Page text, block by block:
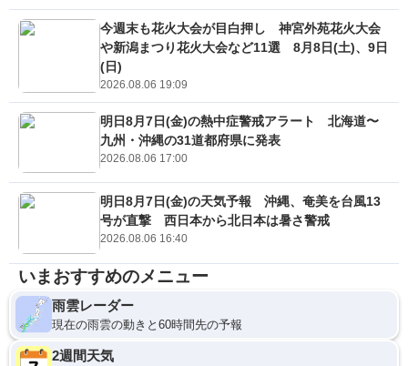
今週末も花火大会が目白押し 神宮外苑花火大会
や新潟まつり花火大会など11選 8月8日(土)、9日
(日)
2026.08.06 19:09
明日8月7日(金)の熱中症警戒アラート 北海道〜
九州・沖縄の31道都府県に発表
2026.08.06 17:00
明日8月7日(金)の天気予報 沖縄、奄美を台風13
号が直撃 西日本から北日本は暑さ警戒
2026.08.06 16:40
いまおすすめのメニュー
雨雲レーダー
現在の雨雲の動きと60時間先の予報
2週間天気